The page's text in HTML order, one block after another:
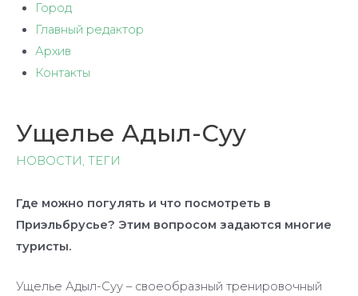
Город
Главный редактор
Архив
Контакты
Ущелье Адыл-Суу
НОВОСТИ, ТЕГИ
Где можно погулять и что посмотреть в
Приэльбрусье? Этим вопросом задаются многие
туристы.
Ущелье Адыл-Суу – своеобразный тренировочный